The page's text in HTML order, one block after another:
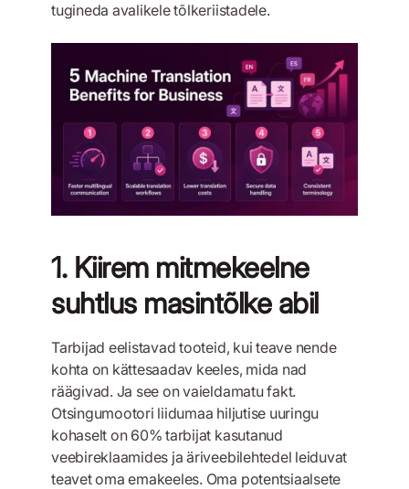
tugineda avalikele tõlkeriistadele.
1. Kiirem mitmekeelne
suhtlus masintõlke abil
Tarbijad eelistavad tooteid, kui teave nende
kohta on kättesaadav keeles, mida nad
räägivad. Ja see on vaieldamatu fakt.
Otsingumootori liidumaa hiljutise uuringu
kohaselt on 60% tarbijat kasutanud
veebireklaamides ja äriveebilehtedel leiduvat
teavet oma emakeeles. Oma potentsiaalsete